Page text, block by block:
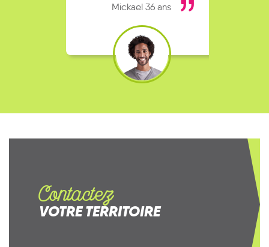
Mickael 36 ans
Contactez
VOTRE TERRITOIRE